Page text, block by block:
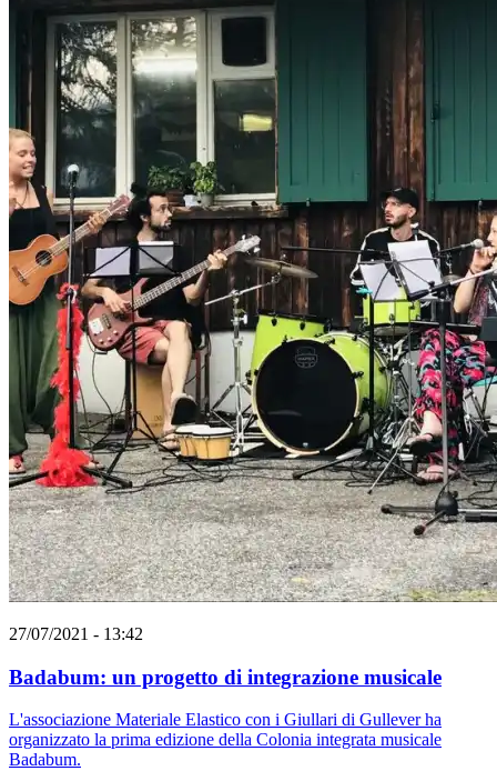
27/07/2021 - 13:42
Badabum: un progetto di integrazione musicale
L'associazione Materiale Elastico con i Giullari di Gullever ha
organizzato la prima edizione della Colonia integrata musicale
Badabum.